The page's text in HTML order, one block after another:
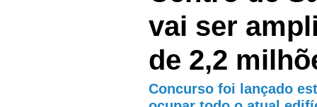
vai ser
de 2,2
Concurso foi lançado